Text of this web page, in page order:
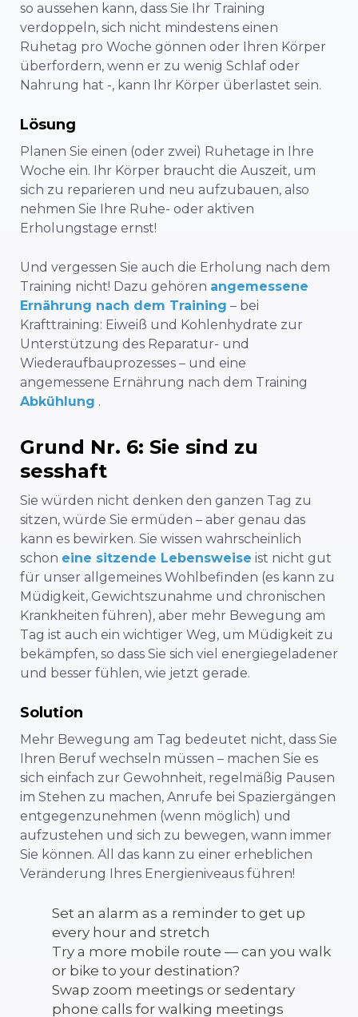
so aussehen kann, dass Sie Ihr Training
verdoppeln, sich nicht mindestens einen
Ruhetag pro Woche gönnen oder Ihren Körper
überfordern, wenn er zu wenig Schlaf oder
Nahrung hat -, kann Ihr Körper überlastet sein.
Lösung
Planen Sie einen (oder zwei) Ruhetage in Ihre
Woche ein. Ihr Körper braucht die Auszeit, um
sich zu reparieren und neu aufzubauen, also
nehmen Sie Ihre Ruhe- oder aktiven
Erholungstage ernst!
Und vergessen Sie auch die Erholung nach dem
Training nicht! Dazu gehören angemessene
Ernährung nach dem Training – bei
Krafttraining: Eiweiß und Kohlenhydrate zur
Unterstützung des Reparatur- und
Wiederaufbauprozesses – und eine
angemessene Ernährung nach dem Training
Abkühlung .
Grund Nr. 6: Sie sind zu
sesshaft
Sie würden nicht denken den ganzen Tag zu
sitzen, würde Sie ermüden – aber genau das
kann es bewirken. Sie wissen wahrscheinlich
schon eine sitzende Lebensweise ist nicht gut
für unser allgemeines Wohlbefinden (es kann zu
Müdigkeit, Gewichtszunahme und chronischen
Krankheiten führen), aber mehr Bewegung am
Tag ist auch ein wichtiger Weg, um Müdigkeit zu
bekämpfen, so dass Sie sich viel energiegeladener
und besser fühlen, wie jetzt gerade.
Solution
Mehr Bewegung am Tag bedeutet nicht, dass Sie
Ihren Beruf wechseln müssen – machen Sie es
sich einfach zur Gewohnheit, regelmäßig Pausen
im Stehen zu machen, Anrufe bei Spaziergängen
entgegenzunehmen (wenn möglich) und
aufzustehen und sich zu bewegen, wann immer
Sie können. All das kann zu einer erheblichen
Veränderung Ihres Energieniveaus führen!
Set an alarm as a reminder to get up
every hour and stretch
Try a more mobile route — can you walk
or bike to your destination?
Swap zoom meetings or sedentary
phone calls for walking meetings